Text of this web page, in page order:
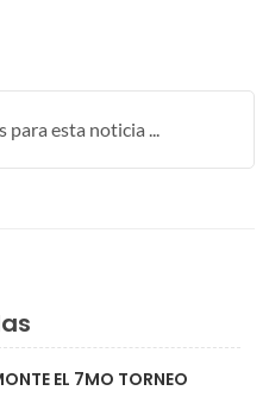
esta noticia ...
EL 7MO TORNEO